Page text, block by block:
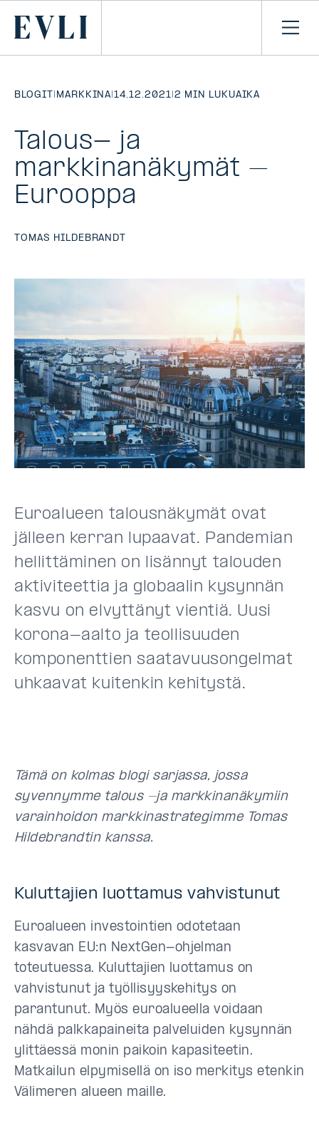
Primary
Avaa
BLOGIT | MARKKINA|14.12.2021|2 MIN LUKUAIKA
Talous- ja
markkinanäkymät –
Eurooppa
TOMAS HILDEBRANDT
Euroalueen talousnäkymät ovat
jälleen kerran lupaavat. Pandemian
hellittäminen on lisännyt talouden
aktiviteettia ja globaalin kysynnän
kasvu on elvyttänyt vientiä. Uusi
korona-aalto ja teollisuuden
komponenttien saatavuusongelmat
uhkaavat kuitenkin kehitystä.
Tämä on kolmas blogi sarjassa, jossa
syvennymme talous -ja markkinanäkymiin
varainhoidon markkinastrategimme Tomas
Hildebrandtin kanssa.
Kuluttajien luottamus vahvistunut
Euroalueen investointien odotetaan
kasvavan EU:n NextGen-ohjelman
toteutuessa. Kuluttajien luottamus on
vahvistunut ja työllisyyskehitys on
parantunut. Myös euroalueella voidaan
nähdä palkkapaineita palveluiden kysynnän
ylittäessä monin paikoin kapasiteetin.
Matkailun elpymisellä on iso merkitys etenkin
Välimeren alueen maille.